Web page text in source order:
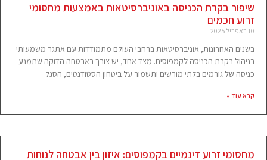
שיפור בקרת הכניסה באוניברסיטאות באמצעות מחסומי
זרוע חכמים
10 באפריל 2025
בשנים האחרונות, אוניברסיטאות ברחבי העולם מתמודדות עם אתגר משמעותי
בניהול בקרת הכניסה לקמפוסים. מצד אחד, יש צורך באבטחה הדוקה שתמנע
כניסה של גורמים בלתי מורשים ותשמור על ביטחון הסטודנטים, הסגל
קרא עוד »
מחסומי זרוע דינמיים בקמפוסים: איזון בין אבטחה לנוחות